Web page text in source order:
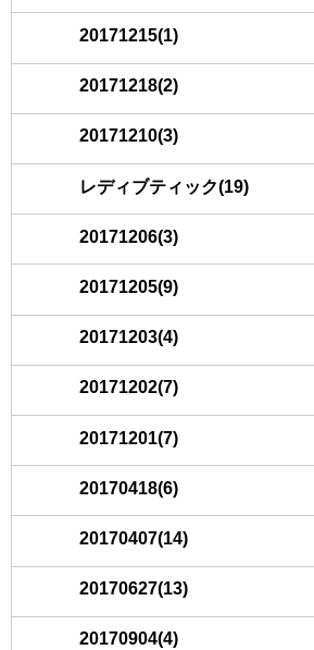
20171215(1)
20171218(2)
20171210(3)
レディブティック(19)
20171206(3)
20171205(9)
20171203(4)
20171202(7)
20171201(7)
20170418(6)
20170407(14)
20170627(13)
20170904(4)